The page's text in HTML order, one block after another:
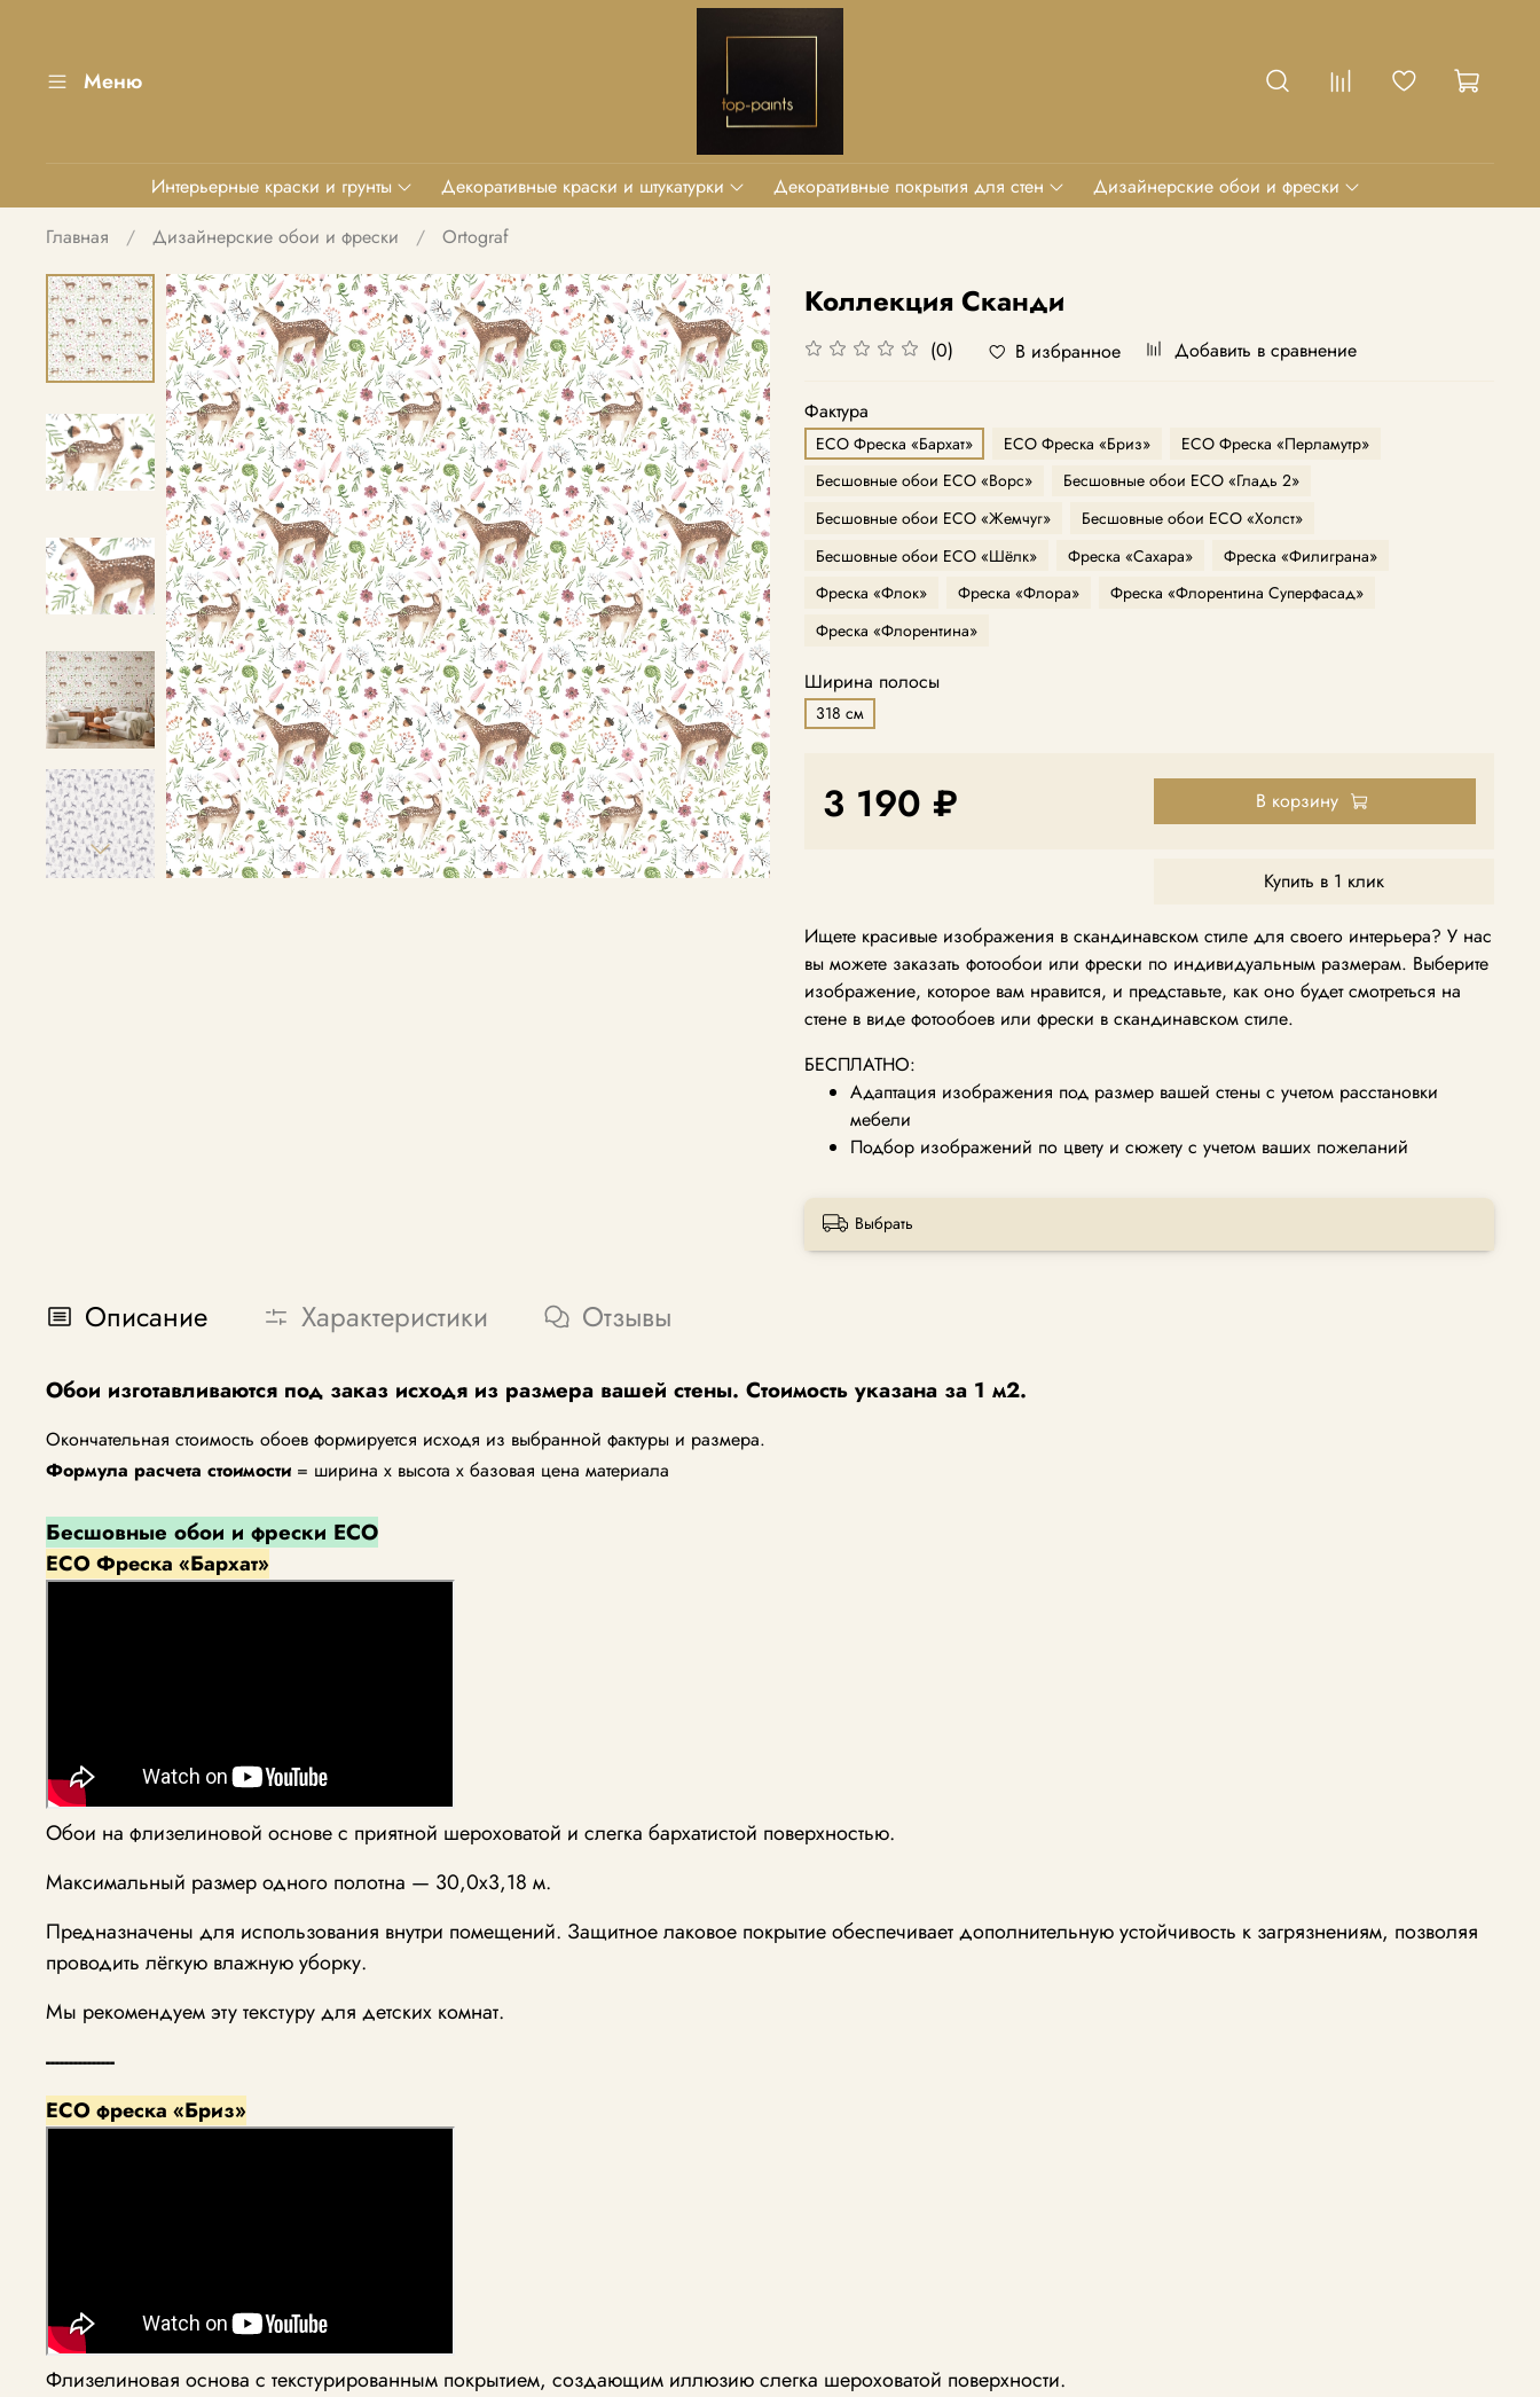
Меню
Интерьерные краски и грунты Декоративные краски и штукатурки Декоративные покрытия для стен
Дизайнерские обои и фрески
Главная
Дизайнерские обои и фрески Ortograf
Коллекция Сканди
(0) В избранное Добавить в сравнение
Фактура
ECO Фреска «Бархат» ECO Фреска «Бриз»
ECO Фреска «Перламутр»
Бесшовные обои ECO «Ворс»
Бесшовные обои ECO «Гладь 2»
Бесшовные обои ECO «Жемчуг»
Бесшовные обои ECO «Холст»
Бесшовные обои ECO «Шёлк»
Фреска «Сахара»
Фреска «Филиграна»
Фреска «Флок»
Фреска «Флора»
Фреска «Флорентина Суперфасад»
Фреска «Флорентина»
Ширина полосы
318 см
3 190 ₽ В корзину
Купить в 1 клик
Ищете красивые изображения в скандинавском стиле для своего интерьера? У нас
вы можете заказать фотообои или фрески по индивидуальным размерам. Выберите
изображение, которое вам нравится, и представьте, как оно будет смотреться на
стене в виде фотообоев или фрески в скандинавском стиле.
БЕСПЛАТНО:
Адаптация изображения под размер вашей стены с учетом расстановки
мебели
Подбор изображений по цвету и сюжету с учетом ваших пожеланий
Выбрать
Описание Характеристики Отзывы
Обои изготавливаются под заказ исходя из размера вашей стены. Стоимость указана за 1 м2.
Окончательная стоимость обоев формируется исходя из выбранной фактуры и размера.
Формула расчета стоимости = ширина х высота х базовая цена материала
Бесшовные обои и фрески ECO
ECO Фреска «Бархат»
Обои на флизелиновой основе с приятной шероховатой и слегка бархатистой поверхностью.
Максимальный размер одного полотна — 30,0х3,18 м.
Предназначены для использования внутри помещений. Защитное лаковое покрытие обеспечивает дополнительную устойчивость к загрязнениям, позволяя
проводить лёгкую влажную уборку.
Мы рекомендуем эту текстуру для детских комнат.
---------------
ECO фреска «Бриз»
Флизелиновая основа с текстурированным покрытием, создающим иллюзию слегка шероховатой поверхности.